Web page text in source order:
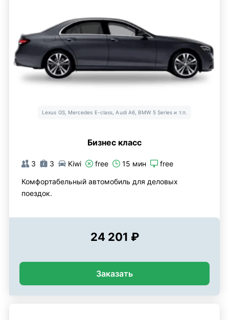
Lexus GS, Mercedes E-class, Audi A6, BMW 5 Series и т.п.
Бизнес класс
3 3 Kiwi free 15 мин free
Комфортабельный автомобиль для деловых
поездок.
24 201 ₽
Заказать